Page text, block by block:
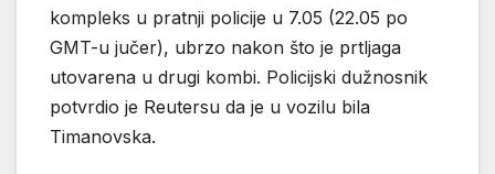
kompleks u pratnji policije u 7.05 (22.05 po
GMT-u jučer), ubrzo nakon što je prtljaga
utovarena u drugi kombi. Policijski dužnosnik
potvrdio je Reutersu da je u vozilu bila
Timanovska.